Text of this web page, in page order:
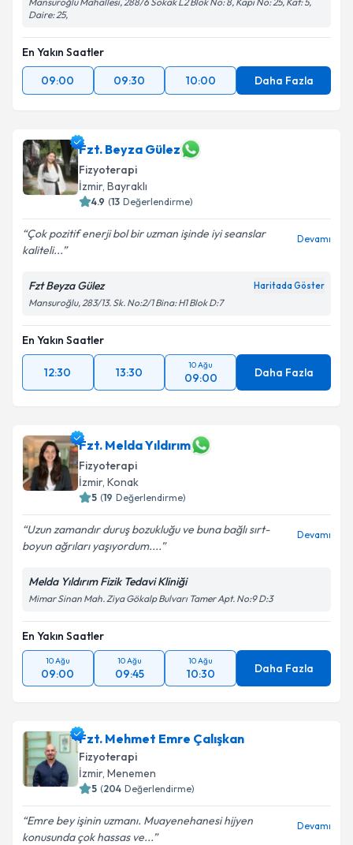
Daire: 25,
En Yakın Saatler
09:00
09:30 10:00 Daha Fazla
Fzt. Beyza Gülez
Fizyoterapi
İzmir, Bayraklı
4.9 (13 Değerlendirme)
Çok pozitif enerji bol bir uzman işinde iyi seanslar
kaliteli...
Devamı
Fzt Beyza Gülez Haritada Göster
Mansuroğlu, 283/13. Sk. No:2/1 Bina: H1 Blok D:7
En Yakın Saatler
12:30 13:30
10 Ağu
09:00 Daha Fazla
Fzt. Melda Yıldırım
Fizyoterapi
İzmir, Konak
5 (19 Değerlendirme)
Uzun zamandır duruş bozukluğu ve buna bağlı sırt-
boyun ağrıları yaşıyordum....
Devamı
Melda Yıldırım Fizik Tedavi Kliniği
Mimar Sinan Mah. Ziya Gökalp Bulvarı Tamer Apt. No:9 D:3
En Yakın Saatler
10 Ağu
09:00
10 Ağu
09:45
10 Ağu
10:30 Daha Fazla
Fzt. Mehmet Emre Çalışkan
Fizyoterapi
İzmir, Menemen
5 (204 Değerlendirme)
Emre bey işinin uzmanı. Muayenehanesi hijyen
konusunda çok hassas ve...
Devamı